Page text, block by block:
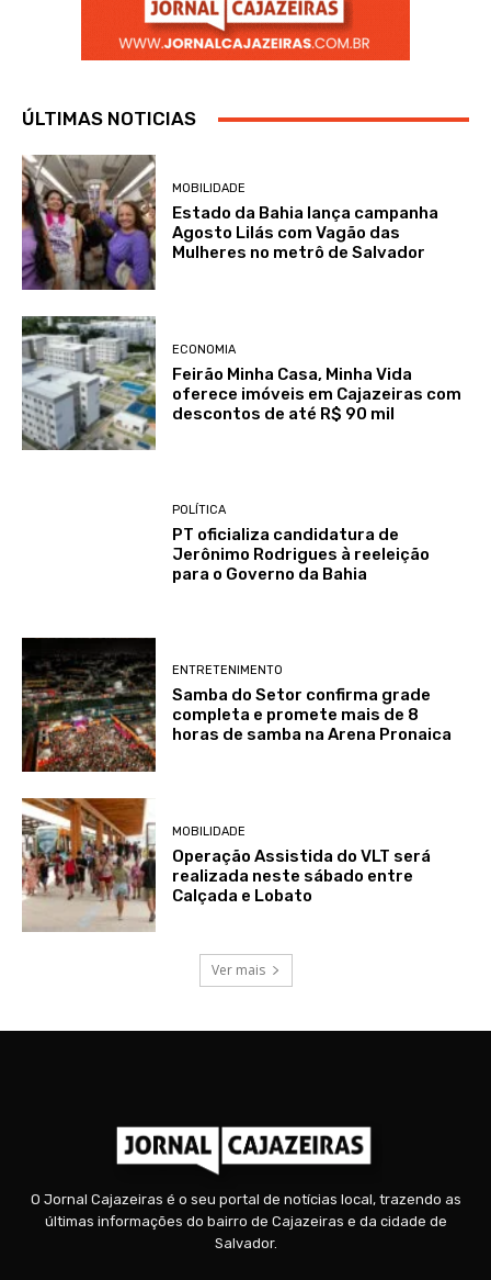
ÚLTIMAS NOTICIAS
MOBILIDADE
Estado da Bahia lança campanha
Agosto Lilás com Vagão das
Mulheres no metrô de Salvador
ECONOMIA
Feirão Minha Casa, Minha Vida
oferece imóveis em Cajazeiras com
descontos de até R$ 90 mil
POLÍTICA
PT oficializa candidatura de
Jerônimo Rodrigues à reeleição
para o Governo da Bahia
ENTRETENIMENTO
Samba do Setor confirma grade
completa e promete mais de 8
horas de samba na Arena Pronaica
MOBILIDADE
Operação Assistida do VLT será
realizada neste sábado entre
Calçada e Lobato
Ver mais
O Jornal Cajazeiras é o seu portal de notícias local, trazendo as
últimas informações do bairro de Cajazeiras e da cidade de
Salvador.